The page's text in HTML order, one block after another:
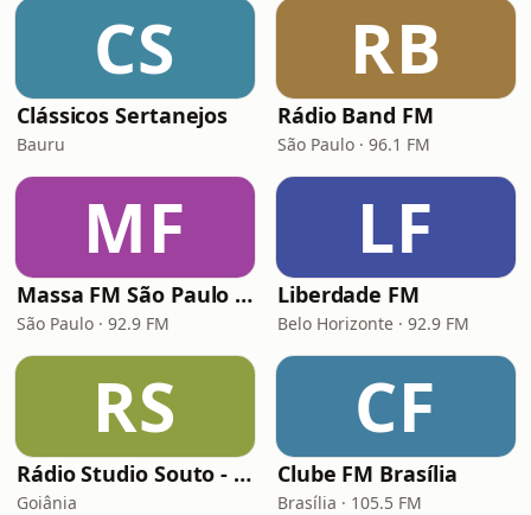
CS
Clássicos Sertanejos
Bauru
RB
Rádio Band FM
São Paulo · 96.1 FM
MF
Massa FM São Paulo 92.9
São Paulo · 92.9 FM
LF
Liberdade FM
Belo Horizonte · 92.9 FM
RS
Rádio Studio Souto - Sertaneja
Goiânia
CF
Clube FM Brasília
Brasília · 105.5 FM